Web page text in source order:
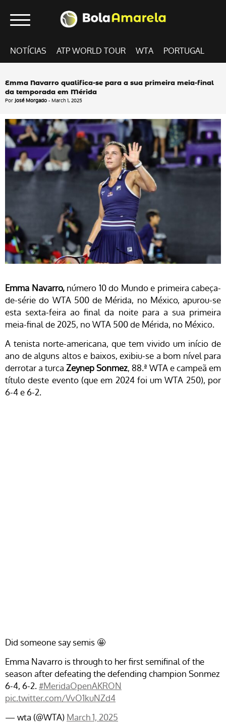
NOTÍCIAS ATP WORLD TOUR WTA PORTUGAL
Emma Navarro qualifica-se para a sua primeira meia-final
da temporada em Mérida
Por José Morgado - March 1, 2025
Emma Navarro,número 10 do Mundo e primeira cabeça-
de-série do WTA 500 de Mérida, no México, apurou-se
esta sexta-feira ao final da noite para a sua primeira
meia-final de 2025, no WTA 500 de Mérida, no México.
A tenista norte-americana, que tem vivido um início de
ano de alguns altos e baixos, exibiu-se a bom nível para
derrotar a turca Zeynep Sonmez, 88.ª WTA e campeã em
título deste evento (que em 2024 foi um WTA 250), por
6-4 e 6-2.
Did someone say semis 🤩
Emma Navarro is through to her first semifinal of the
season after defeating the defending champion Sonmez
6-4, 6-2.#MeridaOpenAKRON
pic.twitter.com/VvO1kuNZd4
— wta (@WTA) March 1, 2025